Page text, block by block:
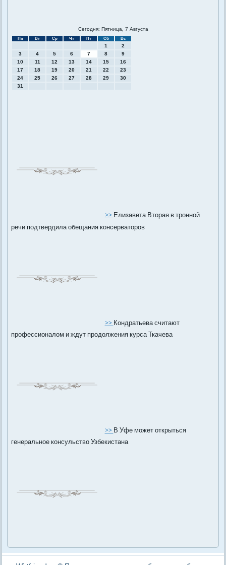
Сегодня: Пятница, 7 Августа
Пн Вт Ср Чт Пт Сб Вс
1
2
3
4 5 6 7 8
9
10
11 12 13 14 15
16
17
18 19 20 21 22
23
24
25 26 27 28 29
30
31
>>Елизавета Вторая в тронной
речи подтвердила обещания консерваторов
>>Кондратьева считают
профессионалом и ждут продолжения курса Ткачева
>>В Уфе может открыться
генеральное консульство Узбекистана